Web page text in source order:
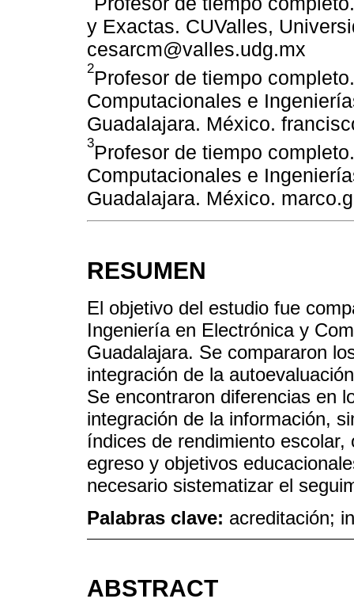
y Exactas. CUValles,
cesarcm@valles.udg.mx
2Profesor de tiempo
Computacionales e
Guadalajara. México.
3Profesor de tiempo
Computacionales e
Guadalajara. México.
RESUMEN
El objetivo del estudio fue
Ingeniería en Electrónica y
Guadalajara. Se compararon
integración de la
Se encontraron diferencias en
integración de la información,
índices de rendimiento
egreso y objetivos
necesario sistematizar el
Palabras clave: acreditación;
ABSTRACT